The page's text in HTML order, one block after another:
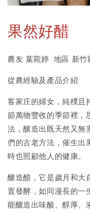
果然好醋
農友 葉菀婷 地區 新竹
從農經驗及產品介紹
客家庄的婦女，純樸且
節萬物豐收的季節裡，
法，釀造出既天然又無
們的古老方法，催生出
時也照顧他人的健康。
釀造醋，它是歲月和大
置發酵，如同漫長的一
能釀造出味酸、醇厚、